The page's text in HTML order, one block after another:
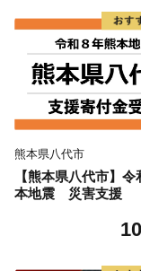
熊本県八代市
【熊本県八代市】
本地震 災害支援